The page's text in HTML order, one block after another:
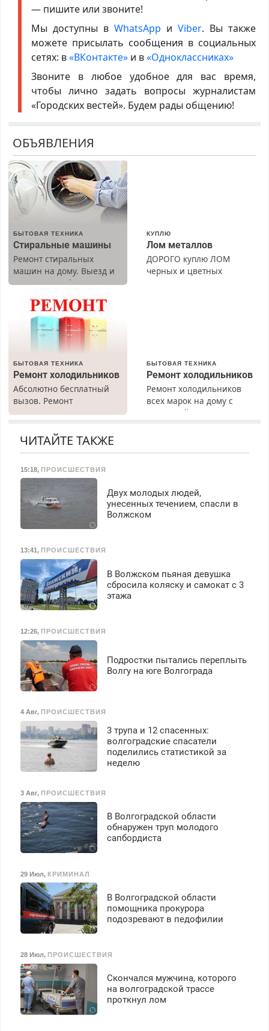
— пишите или звоните!
Мы доступны в WhatsApp иViber. Вы также
можете присылать сообщения в социальных
сетях: в«ВКонтакте»и в«Одноклассниках»
Звоните в любое удобное для вас время,
чтобы лично задать вопросы журналистам
«Городских вестей». Будем рады общению!
ОБЪЯВЛЕНИЯ
БЫТОВАЯ ТЕХНИКА
Стиральные машины
Ремонт стиральных
машин на дому. Выезд и
диагностика бесплатно.
КУПЛЮ
Лом металлов
ДОРОГО куплю ЛОМ
черных и цветных
БЫТОВАЯ ТЕХНИКА
Ремонт холодильников
Абсолютно бесплатный
вызов. Ремонт
холодильников всех
гарантией. Все р-ны.
Срочно. Без выходных.
40%. Мастер со стажем.
БЫТОВАЯ ТЕХНИКА
Ремонт холодильников
Ремонт холодильников
всех марок на дому с
гарантией. Замена
ЧИТАЙТЕ ТАКЖЕ
15:18, ПРОИСШЕСТВИЯ
Двух молодых людей,
унесенных течением, спасли в
Волжском
13:41 , ПРОИСШЕСТВИЯ
В Волжском пьяная девушка
сбросила коляску и самокат с 3
этажа
12:26, ПРОИСШЕСТВИЯ
Подростки пытались переплыть
Волгу на юге Волгограда
4 Авг, ПРОИСШЕСТВИЯ
3 трупа и 12 спасенных:
волгоградские спасатели
поделились статистикой за
неделю
3 Авг, ПРОИСШЕСТВИЯ
В Волгоградской области
обнаружен труп молодого
сапбордиста
29 Июл, КРИМИНАЛ
В Волгоградской области
помощника прокурора
подозревают в педофилии
28 Июл, ПРОИСШЕСТВИЯ
Скончался мужчина, которого
на волгоградской трассе
проткнул лом